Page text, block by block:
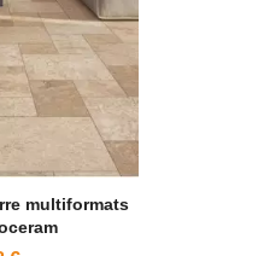
multiformats